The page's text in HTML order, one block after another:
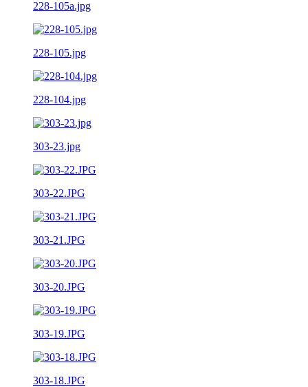
228-105a.jpg
228-105.jpg
228-104.jpg
303-23.jpg
303-22.JPG
303-21.JPG
303-20.JPG
303-19.JPG
303-18.JPG